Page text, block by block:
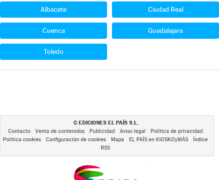
Albacete Ciudad Real
Cuenca Guadalajara
Toledo
© EDICIONES EL PAÍS S.L.
Contacto Venta de contenidos Publicidad Aviso legal
Política de privacidad
Política cookies
Configuración de cookies Mapa EL PAÍS en KIOSKOyMÁS
Índice
RSS